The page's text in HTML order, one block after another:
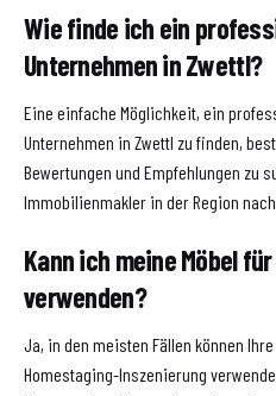
Wie finde ich ein
Unternehmen in Zwettl?
Eine einfache Möglichkeit, ein
Unternehmen in Zwettl zu finden,
Bewertungen und Empfehlungen zu
Immobilienmakler in der Region
Kann ich meine Möbel
verwenden?
Ja, in den meisten Fällen können
Homestaging-Inszenierung